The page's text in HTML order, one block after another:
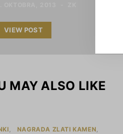
VIEW POST
MAY ALSO LIKE
NAGRADA ZLATI KAMEN